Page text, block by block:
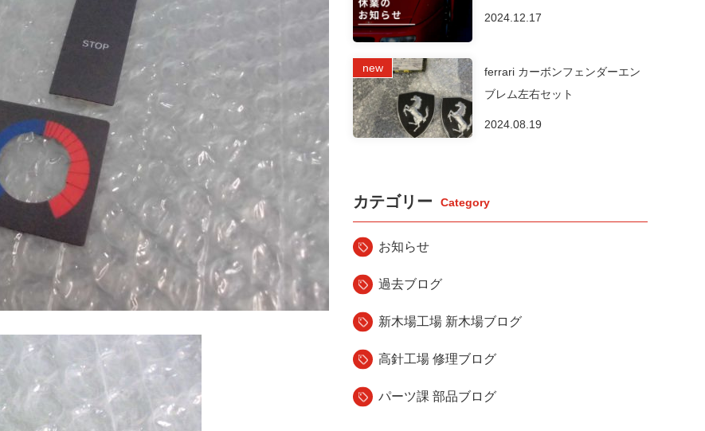
2024.12.17
ferrari カーボンフェンダーエン
ブレム左右セット
2024.08.19
カテゴリー
お知らせ
過去ブログ
新木場工場 新木場ブログ
高針工場 修理ブログ
パーツ課 部品ブログ